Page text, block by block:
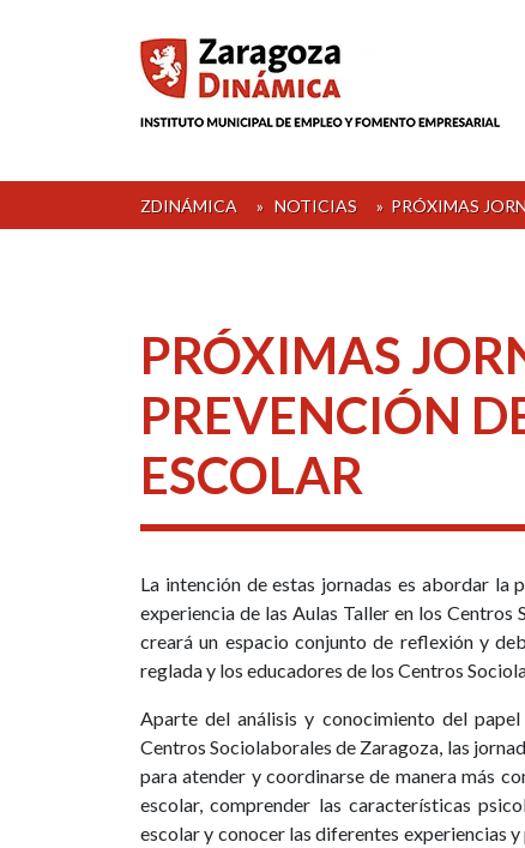
ZDINÁMICA » NOTICIAS » PRÓXIMAS
PRÓXIMAS
PREVENCIÓN
ESCOLAR
La intención de estas jornadas es abordar la
experiencia de las Aulas Taller en los Centros
creará un espacio conjunto de reflexión y
reglada y los educadores de los Centros
Aparte del análisis y conocimiento del
Centros Sociolaborales de Zaragoza, las
para atender y coordinarse de manera más
escolar, comprender las características
escolar y conocer las diferentes experiencias